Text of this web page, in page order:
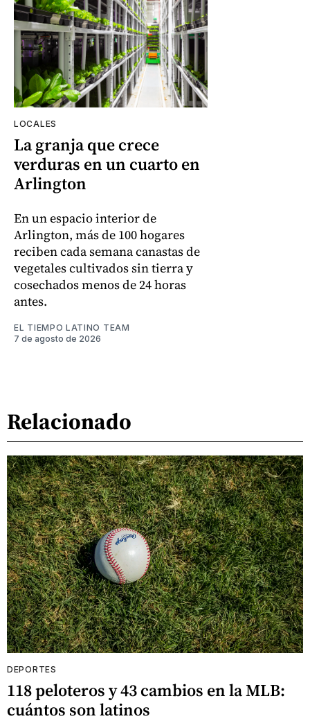
LOCALES
La granja que crece
verduras en un cuarto en
Arlington
En un espacio interior de
Arlington, más de 100 hogares
reciben cada semana canastas de
vegetales cultivados sin tierra y
cosechados menos de 24 horas
antes.
EL TIEMPO LATINO TEAM
7 de agosto de 2026
Relacionado
DEPORTES
118 peloteros y 43 cambios en la MLB:
cuántos son latinos